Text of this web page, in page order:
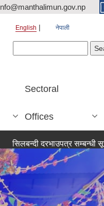
English नेपाली
Sectoral
Offices
दरभाउपत्र सम्बन्धी सूचना ।